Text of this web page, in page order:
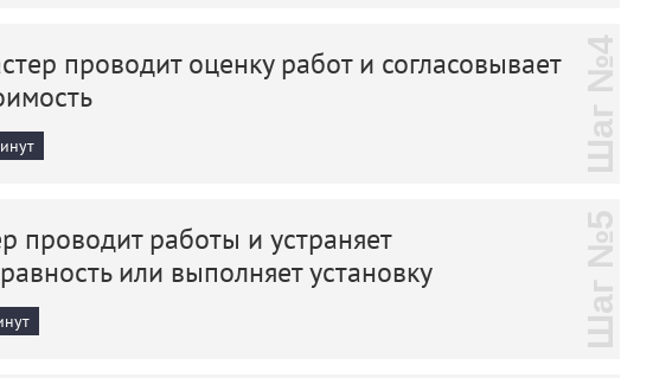
проводит оценку работ и согласовывает
Шаг №4
проводит работы и устраняет
или выполняет установку
Шаг №5